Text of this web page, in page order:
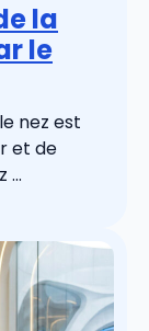
la
le
nez est
et de
...